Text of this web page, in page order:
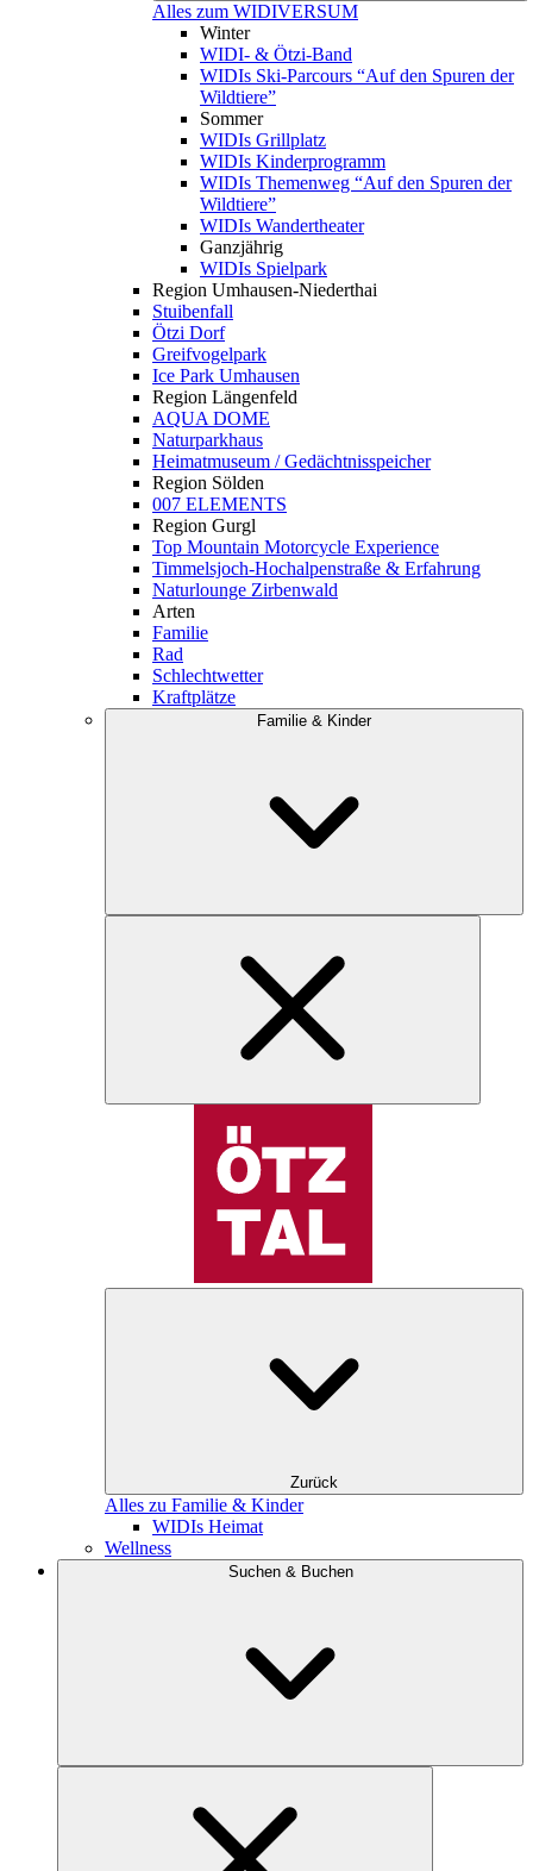
Alles zum WIDIVERSUM
Winter
WIDI- & Ötzi-Band
WIDIs Ski-Parcours “Auf den Spuren der
Wildtiere”
Sommer
WIDIs Grillplatz
WIDIs Kinderprogramm
WIDIs Themenweg “Auf den Spuren der
Wildtiere”
WIDIs Wandertheater
Ganzjährig
WIDIs Spielpark
Region Umhausen-Niederthai
Stuibenfall
Ötzi Dorf
Greifvogelpark
Ice Park Umhausen
Region Längenfeld
AQUA DOME
Naturparkhaus
Heimatmuseum / Gedächtnisspeicher
Region Sölden
007 ELEMENTS
Region Gurgl
Top Mountain Motorcycle Experience
Timmelsjoch-Hochalpenstraße & Erfahrung
Naturlounge Zirbenwald
Arten
Familie
Rad
Schlechtwetter
Kraftplätze
Familie & Kinder
Zurück
Alles zu Familie & Kinder
WIDIs Heimat
Wellness
Suchen & Buchen